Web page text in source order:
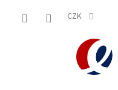
CZK
shop.etriatlon.cz -